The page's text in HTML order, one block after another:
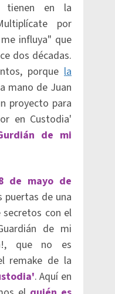
tienen en la
por
influya" que
dos décadas.
porque la
mano de Juan
proyecto para
en Custodia'
de mi
de mayo de
puertas de una
secretos con el
de mi
que no es
remake de la
. Aquí en